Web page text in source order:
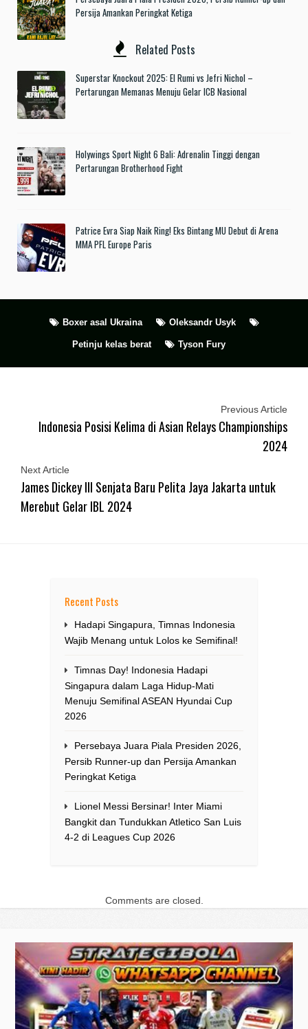
Persija Amankan Peringkat Ketiga
Related Posts
Superstar Knockout 2025: El Rumi vs Jefri Nichol –
Pertarungan Memanas Menuju Gelar ICB Nasional
Holywings Sport Night 6 Bali: Adrenalin Tinggi dengan
Pertarungan Brotherhood Fight
Patrice Evra Siap Naik Ring! Eks Bintang MU Debut di Arena
MMA PFL Europe Paris
Boxer asal Ukraina Oleksandr Usyk
Petinju kelas berat Tyson Fury
Previous Article
Indonesia Posisi Kelima di Asian Relays Championships
2024
Next Article
James Dickey III Senjata Baru Pelita Jaya Jakarta untuk
Merebut Gelar IBL 2024
Recent Posts
Hadapi Singapura, Timnas Indonesia
Wajib Menang untuk Lolos ke Semifinal!
Timnas Day! Indonesia Hadapi
Singapura dalam Laga Hidup-Mati
Menuju Semifinal ASEAN Hyundai Cup
2026
Persebaya Juara Piala Presiden 2026,
Persib Runner-up dan Persija Amankan
Peringkat Ketiga
Lionel Messi Bersinar! Inter Miami
Bangkit dan Tundukkan Atletico San Luis
4-2 di Leagues Cup 2026
Comments are closed.